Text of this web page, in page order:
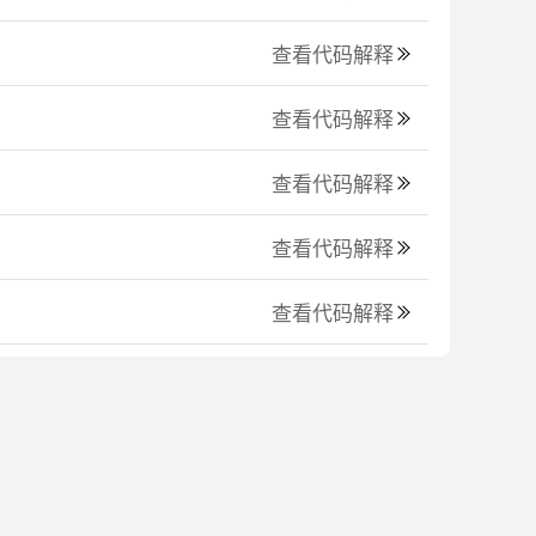
查看代码解释
查看代码解释
查看代码解释
查看代码解释
查看代码解释